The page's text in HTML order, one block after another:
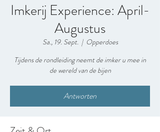
Imkerij Experience: April-
Augustus
Sa., 19. Sept.
  |
Opperdoes
Tijdens de rondleiding neemt de imker u mee in
de wereld van de bijen
Antworten